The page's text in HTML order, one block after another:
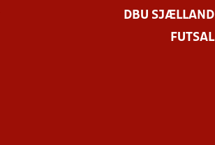
DBU SJÆLLAND
FUTSAL